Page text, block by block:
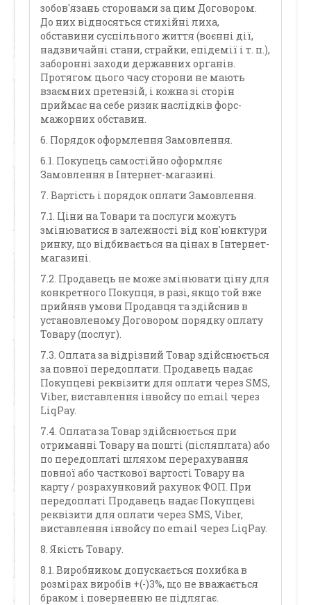
зобов'язань сторонами за цим Договором.
До них відносяться стихійні лиха,
обставини суспільного життя (воєнні дії,
надзвичайні стани, страйки, епідемії і т. п.),
заборонні заходи державних органів.
Протягом цього часу сторони не мають
взаємних претензій, і кожна зі сторін
приймає на себе ризик наслідків форс-
мажорних обставин.
6. Порядок оформлення Замовлення.
6.1. Покупець самостійно оформляє
Замовлення в Інтернет-магазині.
7. Вартість і порядок оплати Замовлення.
7.1. Ціни на Товари та послуги можуть
змінюватися в залежності від кон'юнктури
ринку, що відбивається на цінах в Інтернет-
магазині.
7.2. Продавець не може змінювати ціну для
конкретного Покупця, в разі, якщо той вже
прийняв умови Продавця та здійснив в
установленому Договором порядку оплату
Товару (послуг).
7.3. Оплата за відрізний Товар здійснюється
за повної передоплати. Продавець надає
Покупцеві реквізити для оплати через SMS,
Viber, виставлення інвойсу по email через
LiqPay.
7.4. Оплата за Товар здійснюється при
отриманні Товару на пошті (післяплата) або
по передоплаті шляхом перерахування
повної або часткової вартості Товару на
карту / розрахунковий рахунок ФОП. При
передоплаті Продавець надає Покупцеві
реквізити для оплати через SMS, Viber,
виставлення інвойсу по email через LiqPay.
8. Якість Товару.
8.1. Виробником допускається похибка в
розмірах виробів +(-)3%, що не вважається
браком і поверненню не підлягає.